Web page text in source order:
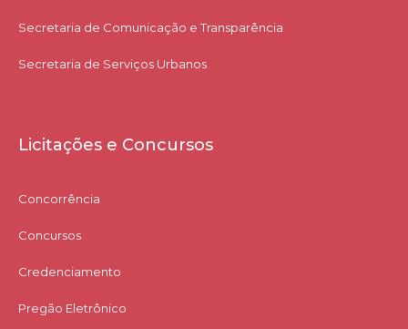
Secretaria de Comunicação e Transparência
Secretaria de Serviços Urbanos
Licitações e Concursos
Concorrência
Concursos
Credenciamento
Pregão Eletrônico